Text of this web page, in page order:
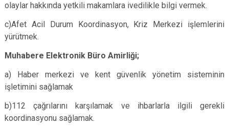
olaylar hakkında yetkili makamlara ivedilikle bilgi vermek.
c)Afet Acil Durum Koordinasyon, Kriz Merkezi işlemlerini
yürütmek.
Muhabere Elektronik Büro Amirliği;
a) Haber merkezi ve kent güvenlik yönetim sisteminin
işletimini sağlamak
b)112 çağrılarını karşılamak ve ihbarlarla ilgili gerekli
koordinasyonu sağlamak.